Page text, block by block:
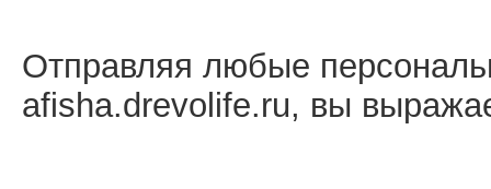
Отправляя любые
afisha.drevolife.ru, вы